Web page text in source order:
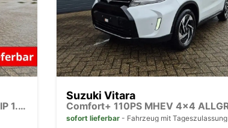
Comfort+ 110PS MHEV 4x4 ALLGRIP 1.4 Boosterjet Allrad Teilleder mit Alcantara Navi Klimaautomatik Sitzheizung ACC PDC v+h Rückf.Kamera Suzuki-Radio Apple CarPlay Android Auto Touchscreen 2xKeyless 17-LM
Suzuki Vitara
sofort lieferbar Fahrzeug mit Tageszulassung